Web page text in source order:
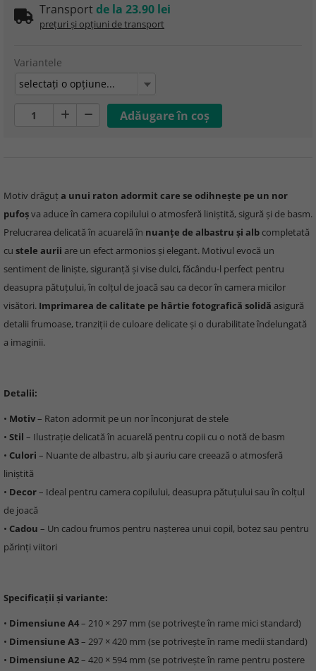
Transport de la 23.90 lei
prețuri și opțiuni de transport
Variantele
selectaţi o opţiune...
Motiv drăguț a unui raton adormit care se odihnește pe un nor
pufoșva aduce în camera copilului o atmosferă liniștită, sigură și de basm.
Prelucrarea delicată în acuarelă în nuanțe de albastru și alb completată
cu stele aurii are un efect armonios și elegant. Motivul evocă un
sentiment de liniște, siguranță și vise dulci, făcându-l perfect pentru
deasupra pătuțului, în colțul de joacă sau ca decor în camera micilor
visători. Imprimarea de calitate pe hârtie fotografică solidă asigură
detalii frumoase, tranziții de culoare delicate și o durabilitate îndelungată
a imaginii.
Detalii:
• Motiv– Raton adormit pe un nor înconjurat de stele
• Stil – Ilustrație delicată în acuarelă pentru copii cu o notă de basm
• Culori – Nuante de albastru, alb și auriu care creează o atmosferă
liniștită
• Decor– Ideal pentru camera copilului, deasupra pătuțului sau în colțul
de joacă
• Cadou – Un cadou frumos pentru nașterea unui copil, botez sau pentru
părinți viitori
Specificații și variante:
• Dimensiune A4– 210 × 297 mm (se potrivește în rame mici standard)
• Dimensiune A3– 297 × 420 mm (se potrivește în rame medii standard)
• Dimensiune A2– 420 × 594 mm (se potrivește în rame pentru postere